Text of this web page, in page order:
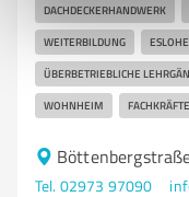
DACHDECKERHANDWERK
WEITERBILDUNG ESLOHE
ÜBERBETRIEBLICHE
WOHNHEIM FACHKRÄFTE
Tel. 02973 97090